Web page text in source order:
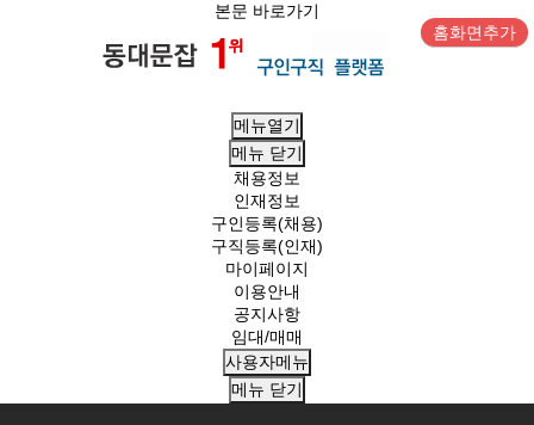
본문 바로가기
홈화면추가
메뉴열기
메뉴 닫기
채용정보
인재정보
구인등록(채용)
구직등록(인재)
마이페이지
이용안내
공지사항
임대/매매
사용자메뉴
메뉴 닫기